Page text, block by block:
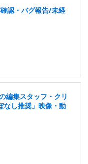
認・バグ報告/未経
編集スタッフ・クリ
なし推奨」映像・動